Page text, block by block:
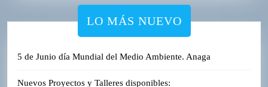
LO MÁS NUEVO
5 de Junio día Mundial del Medio Ambiente. Anaga
Nuevos Proyectos y Talleres disponibles: